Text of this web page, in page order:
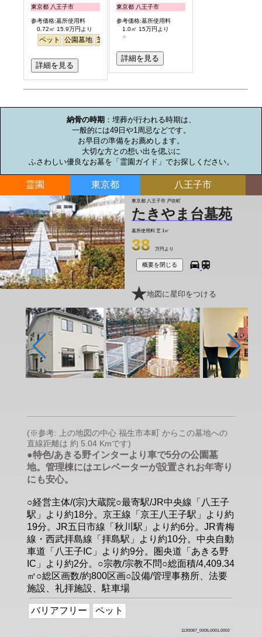
東京都 八王子市
参考価格:墓所使用料
0.72㎡ 15.9万円より
ペット 公園墓地 芝生
詳細を見る
東京都 八王子市
参考価格:墓所使用料
1.0㎡ 15万円より
詳細を見る
納骨の時期：埋葬が行われる時期は、
一般的には49日や1周忌などです。
お早目の準備をお薦めします。
大切な方との想い出を偲ぶに
ふさわしい優良なお墓を「霊園ガイド」でお探しください。
霊園 東京都 八王子市
東京都 八王子市 戸吹町
たきやま台墓苑
墓所使用料 芝 1㎡
38 万円より
概要を閉じる
地図に星印をつける
(※参考: 上の地図の中心 福生市本町 からこの墓地への
直線距離は 約 5.04 Kmです)
●特色/あきる野インターより車で5分の公園墓
地。管理棟にはエレベーターが設置されお年寄り
にも安心。
○経営主体/(宗)大蔵院○最寄駅/JR中央線「八王子
駅」より約18分。京王線「京王八王子駅」より約
19分。JR五日市線「秋川駅」より約6分。JR青梅
線・西武拝島線「拝島駅」より約10分。中央自動
車道「八王子IC」より約9分。圏央道「あきる野
IC」より約2分。○宗教/宗教不問○総面積/4,409.34
㎡○総区画数/約800区画○設備/管理事務所、法要
施設、礼拝施設、駐車場
バリアフリー ペット
1130087_0005,0001,0002